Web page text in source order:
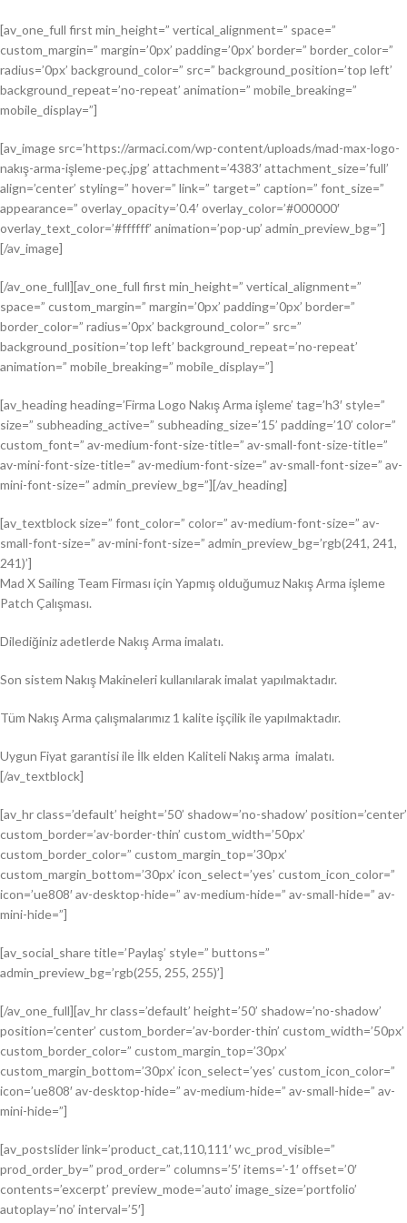
[av_one_full first min_height=” vertical_alignment=” space=”
custom_margin=” margin=’0px’ padding=’0px’ border=” border_color=”
radius=’0px’ background_color=” src=” background_position=’top left’
background_repeat=’no-repeat’ animation=” mobile_breaking=”
mobile_display=”]
[av_image src=’https://armaci.com/wp-content/uploads/mad-max-logo-
nakış-arma-işleme-peç.jpg’ attachment=’4383′ attachment_size=’full’
align=’center’ styling=” hover=” link=” target=” caption=” font_size=”
appearance=” overlay_opacity=’0.4′ overlay_color=’#000000′
overlay_text_color=’#ffffff’ animation=’pop-up’ admin_preview_bg=”]
[/av_image]
[/av_one_full][av_one_full first min_height=” vertical_alignment=”
space=” custom_margin=” margin=’0px’ padding=’0px’ border=”
border_color=” radius=’0px’ background_color=” src=”
background_position=’top left’ background_repeat=’no-repeat’
animation=” mobile_breaking=” mobile_display=”]
[av_heading heading=’Firma Logo Nakış Arma işleme’ tag=’h3′ style=”
size=” subheading_active=” subheading_size=’15’ padding=’10’ color=”
custom_font=” av-medium-font-size-title=” av-small-font-size-title=”
av-mini-font-size-title=” av-medium-font-size=” av-small-font-size=” av-
mini-font-size=” admin_preview_bg=”][/av_heading]
[av_textblock size=” font_color=” color=” av-medium-font-size=” av-
small-font-size=” av-mini-font-size=” admin_preview_bg=’rgb(241, 241,
241)’]
Mad X Sailing Team Firması için Yapmış olduğumuz Nakış Arma işleme
Patch Çalışması.
Dilediğiniz adetlerde Nakış Arma imalatı.
Son sistem Nakış Makineleri kullanılarak imalat yapılmaktadır.
Tüm Nakış Arma çalışmalarımız 1 kalite işçilik ile yapılmaktadır.
Uygun Fiyat garantisi ile İlk elden Kaliteli Nakış arma imalatı.
[/av_textblock]
[av_hr class=’default’ height=’50’ shadow=’no-shadow’ position=’center’
custom_border=’av-border-thin’ custom_width=’50px’
custom_border_color=” custom_margin_top=’30px’
custom_margin_bottom=’30px’ icon_select=’yes’ custom_icon_color=”
icon=’ue808′ av-desktop-hide=” av-medium-hide=” av-small-hide=” av-
mini-hide=”]
[av_social_share title=’Paylaş’ style=” buttons=”
admin_preview_bg=’rgb(255, 255, 255)’]
[/av_one_full][av_hr class=’default’ height=’50’ shadow=’no-shadow’
position=’center’ custom_border=’av-border-thin’ custom_width=’50px’
custom_border_color=” custom_margin_top=’30px’
custom_margin_bottom=’30px’ icon_select=’yes’ custom_icon_color=”
icon=’ue808′ av-desktop-hide=” av-medium-hide=” av-small-hide=” av-
mini-hide=”]
[av_postslider link=’product_cat,110,111′ wc_prod_visible=”
prod_order_by=” prod_order=” columns=’5′ items=’-1′ offset=’0′
contents=’excerpt’ preview_mode=’auto’ image_size=’portfolio’
autoplay=’no’ interval=’5′]